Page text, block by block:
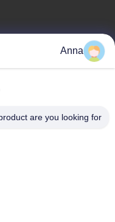
wfmbeide@163.com
Anna
are you looking for?